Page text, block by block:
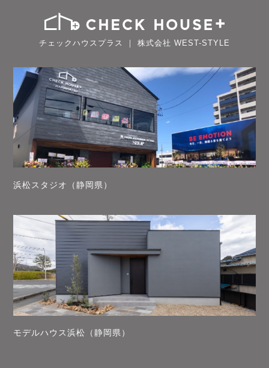
チェックハウスプラス ｜ 株式会社 WEST-STYLE
浜松スタジオ（静岡県）
モデルハウス浜松（静岡県）